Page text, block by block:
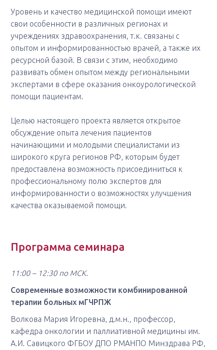
Уровень и качество медицинской помощи имеют
свои особенности в различных регионах и
учреждениях здравоохранения, т.к. связаны с
опытом и информированностью врачей, а также их
ресурсной базой. В связи с этим, необходимо
развивать обмен опытом между региональными
экспертами в сфере оказания онкоурологической
помощи пациентам.
Целью настоящего проекта является открытое
обсуждение опыта лечения пациентов
начинающими и молодыми специалистами из
широкого круга регионов РФ, которым будет
предоставлена возможность присоединиться к
профессиональному полю экспертов для
информированности о возможностях улучшения
качества оказываемой помощи.
Программа семинара
11:00–12:30 по МСК.
Современные возможности комбинированной
терапии больных мГЧРПЖ
Волкова Мария Игоревна, д.м.н., профессор,
кафедра онкологии и паллиативной медицины им.
А.И. Савицкого ФГБОУ ДПО РМАНПО Минздрава РФ,